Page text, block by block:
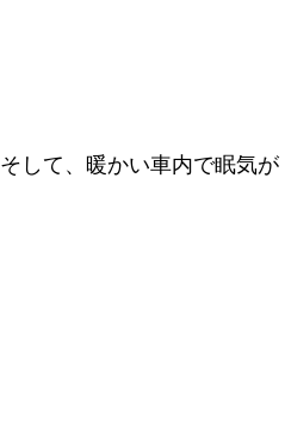
そして、暖かい車内で眠気が